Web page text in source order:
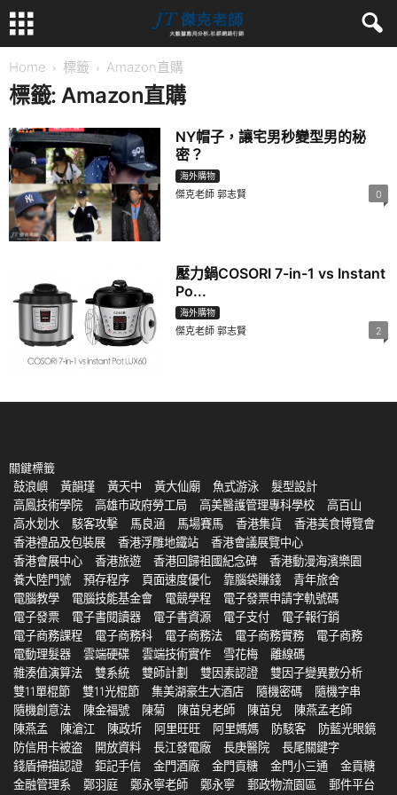
Home 標籤 Amazon直購
標籤: Amazon直購
NY帽子，讓宅男秒變型男的秘
密？
海外購物
傑克老師 郭志賢 0
壓力鍋COSORI 7-in-1 vs Instant
Po...
海外購物
傑克老師 郭志賢 2
關鍵標籤
鼓浪嶼
黃韻瑾 黃天中 黃大仙廟 魚式游泳
髮型設計
高鳳技術學院
高雄市政府勞工局 高美醫護管理專科學校
高百山
高水划水
駭客攻擊 馬良涵 馬場賽馬 香港集貨
香港美食博覽會
香港禮品及包裝展
香港浮雕地鐵站
香港會議展覽中心
香港會展中心
香港旅遊 香港回歸祖國紀念碑
香港動漫海濱樂園
養大陸門號
預存程序 頁面速度優化 靠腦袋賺錢
青年旅舍
電腦教學
電腦技能基金會 電競學程
電子發票申請字軌號碼
電子發票
電子書閱讀器 電子書資源 電子支付
電子報行銷
電子商務課程
電子商務科 電子商務法 電子商務實務
電子商務
電動理髮器
雲端硬碟 雲端技術實作 雪花梅
離線碼
雜湊值演算法
雙系統 雙師計劃 雙因素認證
雙因子變異數分析
雙11單棍節
雙11光棍節 集美湖豪生大酒店 隨機密碼
隨機字串
隨機創意法
陳金福號 陳菊 陳苗兒老師 陳苗兒
陳燕孟老師
陳燕孟
陳滄江 陳政圻 阿里旺旺 阿里媽媽 防駭客
防藍光眼鏡
防信用卡被盗
開放資料 長江發電廠 長庚醫院
長尾關鍵字
錢盾掃描認證
鉅記手信 金門酒廠 金門貢糖 金門小三通
金貢糖
金融管理系
鄭羽庭 鄭永寧老師 鄭永寧 郵政物流園區 郵件平台